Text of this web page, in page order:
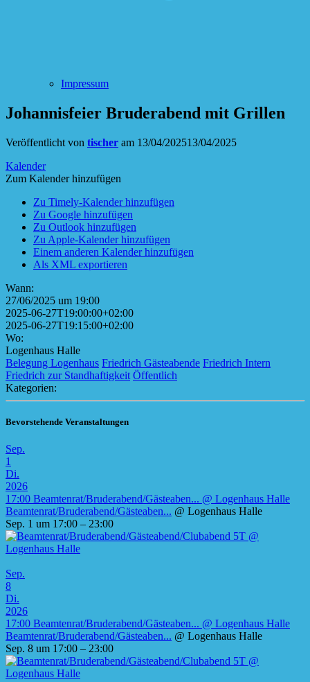
Impressum
Johannisfeier Bruderabend mit Grillen
Veröffentlicht von tischer am 13/04/202513/04/2025
Kalender
Zum Kalender hinzufügen
Zu Timely-Kalender hinzufügen
Zu Google hinzufügen
Zu Outlook hinzufügen
Zu Apple-Kalender hinzufügen
Einem anderen Kalender hinzufügen
Als XML exportieren
Wann:
27/06/2025 um 19:00
2025-06-27T19:00:00+02:00
2025-06-27T19:15:00+02:00
Wo:
Logenhaus Halle
Belegung Logenhaus Friedrich Gästeabende Friedrich Intern
Friedrich zur Standhaftigkeit Öffentlich
Kategorien:
Bevorstehende Veranstaltungen
Sep.
1
Di.
2026
17:00 Beamtenrat/Bruderabend/Gästeaben... @ Logenhaus Halle
Beamtenrat/Bruderabend/Gästeaben... @ Logenhaus Halle
Sep. 1 um 17:00 – 23:00
Sep.
8
Di.
2026
17:00 Beamtenrat/Bruderabend/Gästeaben... @ Logenhaus Halle
Beamtenrat/Bruderabend/Gästeaben... @ Logenhaus Halle
Sep. 8 um 17:00 – 23:00